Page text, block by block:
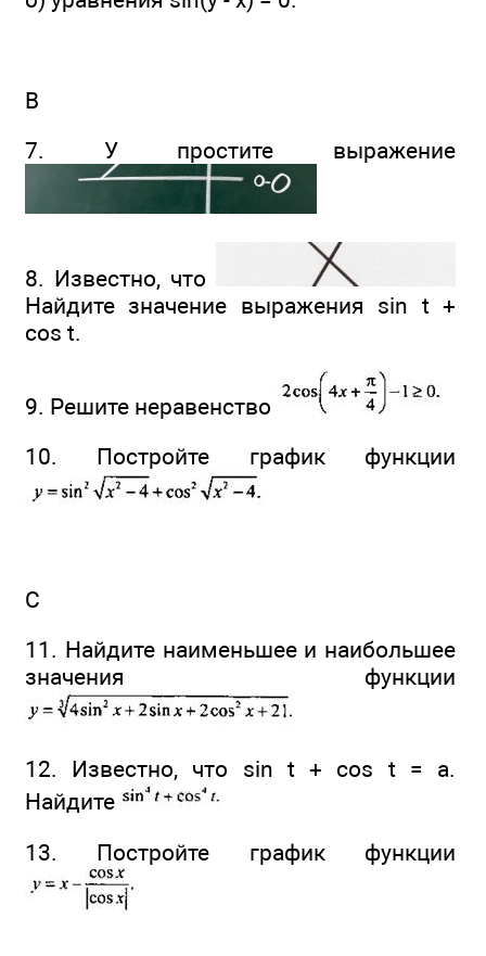
В
7. У простите выражение
8. Известно, что
Найдите значение выражения sin t +
cos t.
9. Решите неравенство
10. Постройте график функции
С
11. Найдите наименьшее и наибольшее
значения функции
12. Известно, что sin t + cos t = а.
Найдите
13. Постройте график функции